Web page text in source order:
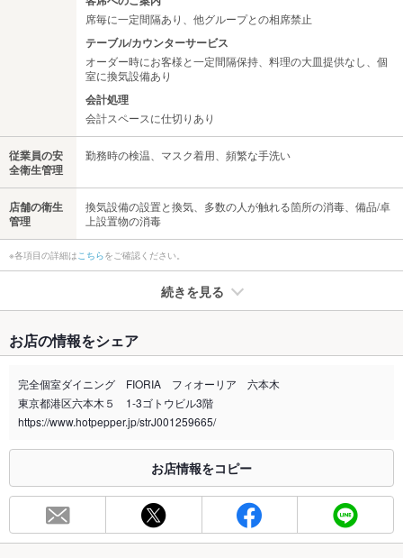
席毎に一定間隔あり、他グループとの相席禁止
テーブル/カウンターサービス
オーダー時にお客様と一定間隔保持、料理の大皿提供なし、個
室に換気設備あり
会計処理
会計スペースに仕切りあり
従業員の安
全衛生管理
勤務時の検温、マスク着用、頻繁な手洗い
店舗の衛生
管理
換気設備の設置と換気、多数の人が触れる箇所の消毒、備品/卓
上設置物の消毒
※各項目の詳細はこちらをご確認ください。
続きを見る
禁煙・喫煙 全席禁煙
喫煙専用室 なし
※2020年4月1日～受動喫煙対策に関する法律が施行されています。正しい情報はお店へお問い
総席数
500席(全22室デザイナーズ完全個室を2～60名様で用途に合わ
お店の情報をシェア
完全個室ダイニング FIORIA フィオーリア 六本木
東京都港区六本木５ 1-3ゴトウビル3階
https://www.hotpepper.jp/strJ001259665/
お店情報をコピー